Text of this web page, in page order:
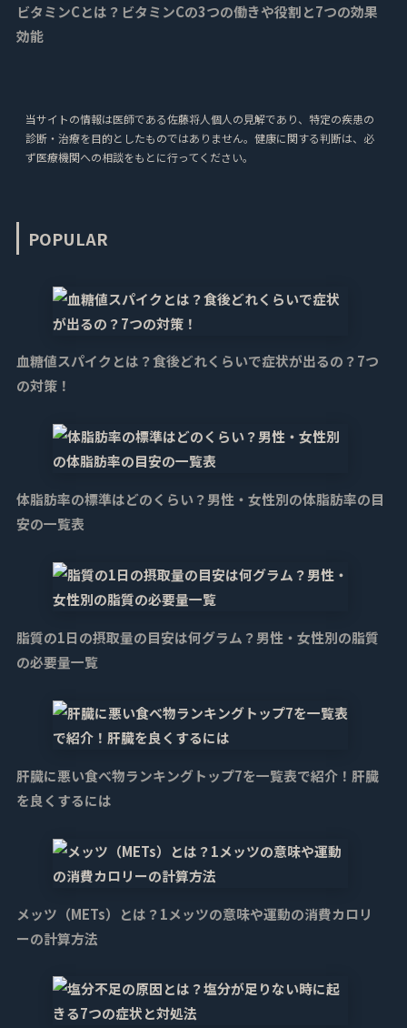
ビタミンCとは？ビタミンCの3つの働きや役割と7つの効果
効能
当サイトの情報は医師である佐藤将人個人の見解であり、特定の疾患の
診断・治療を目的としたものではありません。健康に関する判断は、必
ず医療機関への相談をもとに行ってください。
POPULAR
血糖値スパイクとは？食後どれくらいで症状が出るの？7つ
の対策！
体脂肪率の標準はどのくらい？男性・女性別の体脂肪率の目
安の一覧表
脂質の1日の摂取量の目安は何グラム？男性・女性別の脂質
の必要量一覧
肝臓に悪い食べ物ランキングトップ7を一覧表で紹介！肝臓
を良くするには
メッツ（METs）とは？1メッツの意味や運動の消費カロリ
ーの計算方法